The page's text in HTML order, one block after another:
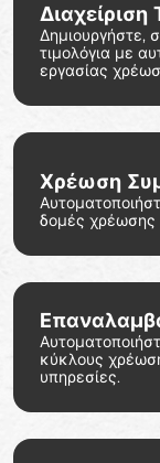
Διαχείριση
Δημιουργήστε,
τιμολόγια με
εργασίας
Χρέωση
δομές χρέωσης
κύκλους
υπηρεσίες.